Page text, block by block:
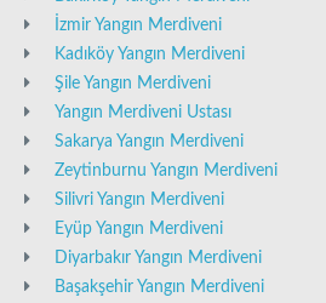
İzmir Yangın Merdiveni
Kadıköy Yangın Merdiveni
Şile Yangın Merdiveni
Yangın Merdiveni Ustası
Sakarya Yangın Merdiveni
Zeytinburnu Yangın Merdiveni
Silivri Yangın Merdiveni
Eyüp Yangın Merdiveni
Diyarbakır Yangın Merdiveni
Başakşehir Yangın Merdiveni